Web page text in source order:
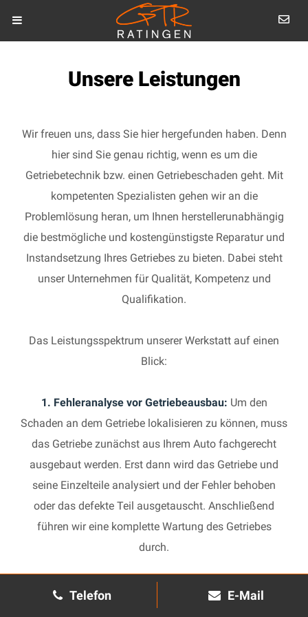
Telefon E-Mail
Unsere Leistungen
Wir freuen uns, dass Sie hier hergefunden haben. Denn
hier sind Sie genau richtig, wenn es um die
Getriebetechnik bzw. einen Getriebeschaden geht. Mit
kompetenten Spezialisten gehen wir an die
Problemlösung heran, um Ihnen herstellerunabhängig
die bestmögliche und kostengünstigste Reparatur und
Instandsetzung Ihres Getriebes zu bieten. Dabei steht
unser Unternehmen für Qualität, Kompetenz und
Qualifikation.
Das Leistungsspektrum unserer Werkstatt auf einen
Blick:
1. Fehleranalyse vor Getriebeausbau: Um den
Schaden an dem Getriebe lokalisieren zu können, muss
das Getriebe zunächst aus Ihrem Auto fachgerecht
ausgebaut werden. Erst dann wird das Getriebe und
seine Einzelteile analysiert und der Fehler behoben
oder das defekte Teil ausgetauscht. Anschließend
führen wir eine komplette Wartung des Getriebes
durch.
2. Manuelles Getriebe:
Die Reparatur eines komplexen
Schaltgetriebes ist äußerst aufwendig und benötigt